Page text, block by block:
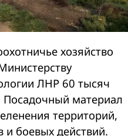
хозяйство
ЛНР 60 тысяч
материал
территорий,
и боевых действий.